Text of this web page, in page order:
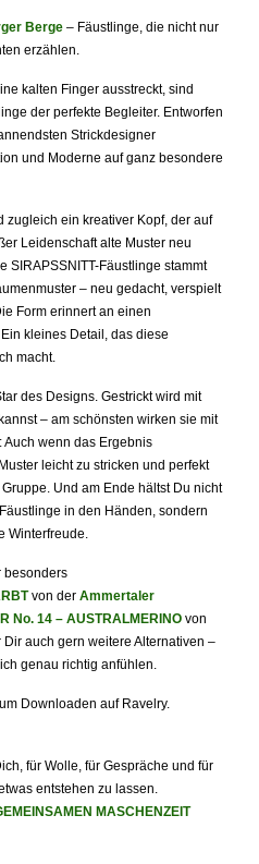
Berge– Fäustlinge, die nicht nur
erzählen.
kalten Finger ausstreckt, sind
der perfekte Begleiter. Entworfen
Strickdesigner
und Moderne auf ganz besondere
zugleich ein kreativer Kopf, der auf
Leidenschaft alte Muster neu
SIRAPSSNITT-Fäustlinge stammt
– neu gedacht, verspielt
Form erinnert an einen
kleines Detail, das diese
macht.
des Designs. Gestrickt wird mit
– am schönsten wirken sie mit
Auch wenn das Ergebnis
leicht zu stricken und perfekt
Und am Ende hältst Du nicht
in den Händen, sondern
Winterfreude.
besonders
von der Ammertaler
No. 14 – AUSTRALMERINOvon
auch gern weitere Alternativen –
genau richtig anfühlen.
Downloaden auf Ravelry.
für Wolle, für Gespräche und für
entstehen zu lassen.
MASCHENZEIT